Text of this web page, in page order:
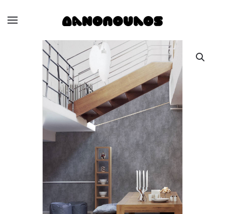
Skip to main content